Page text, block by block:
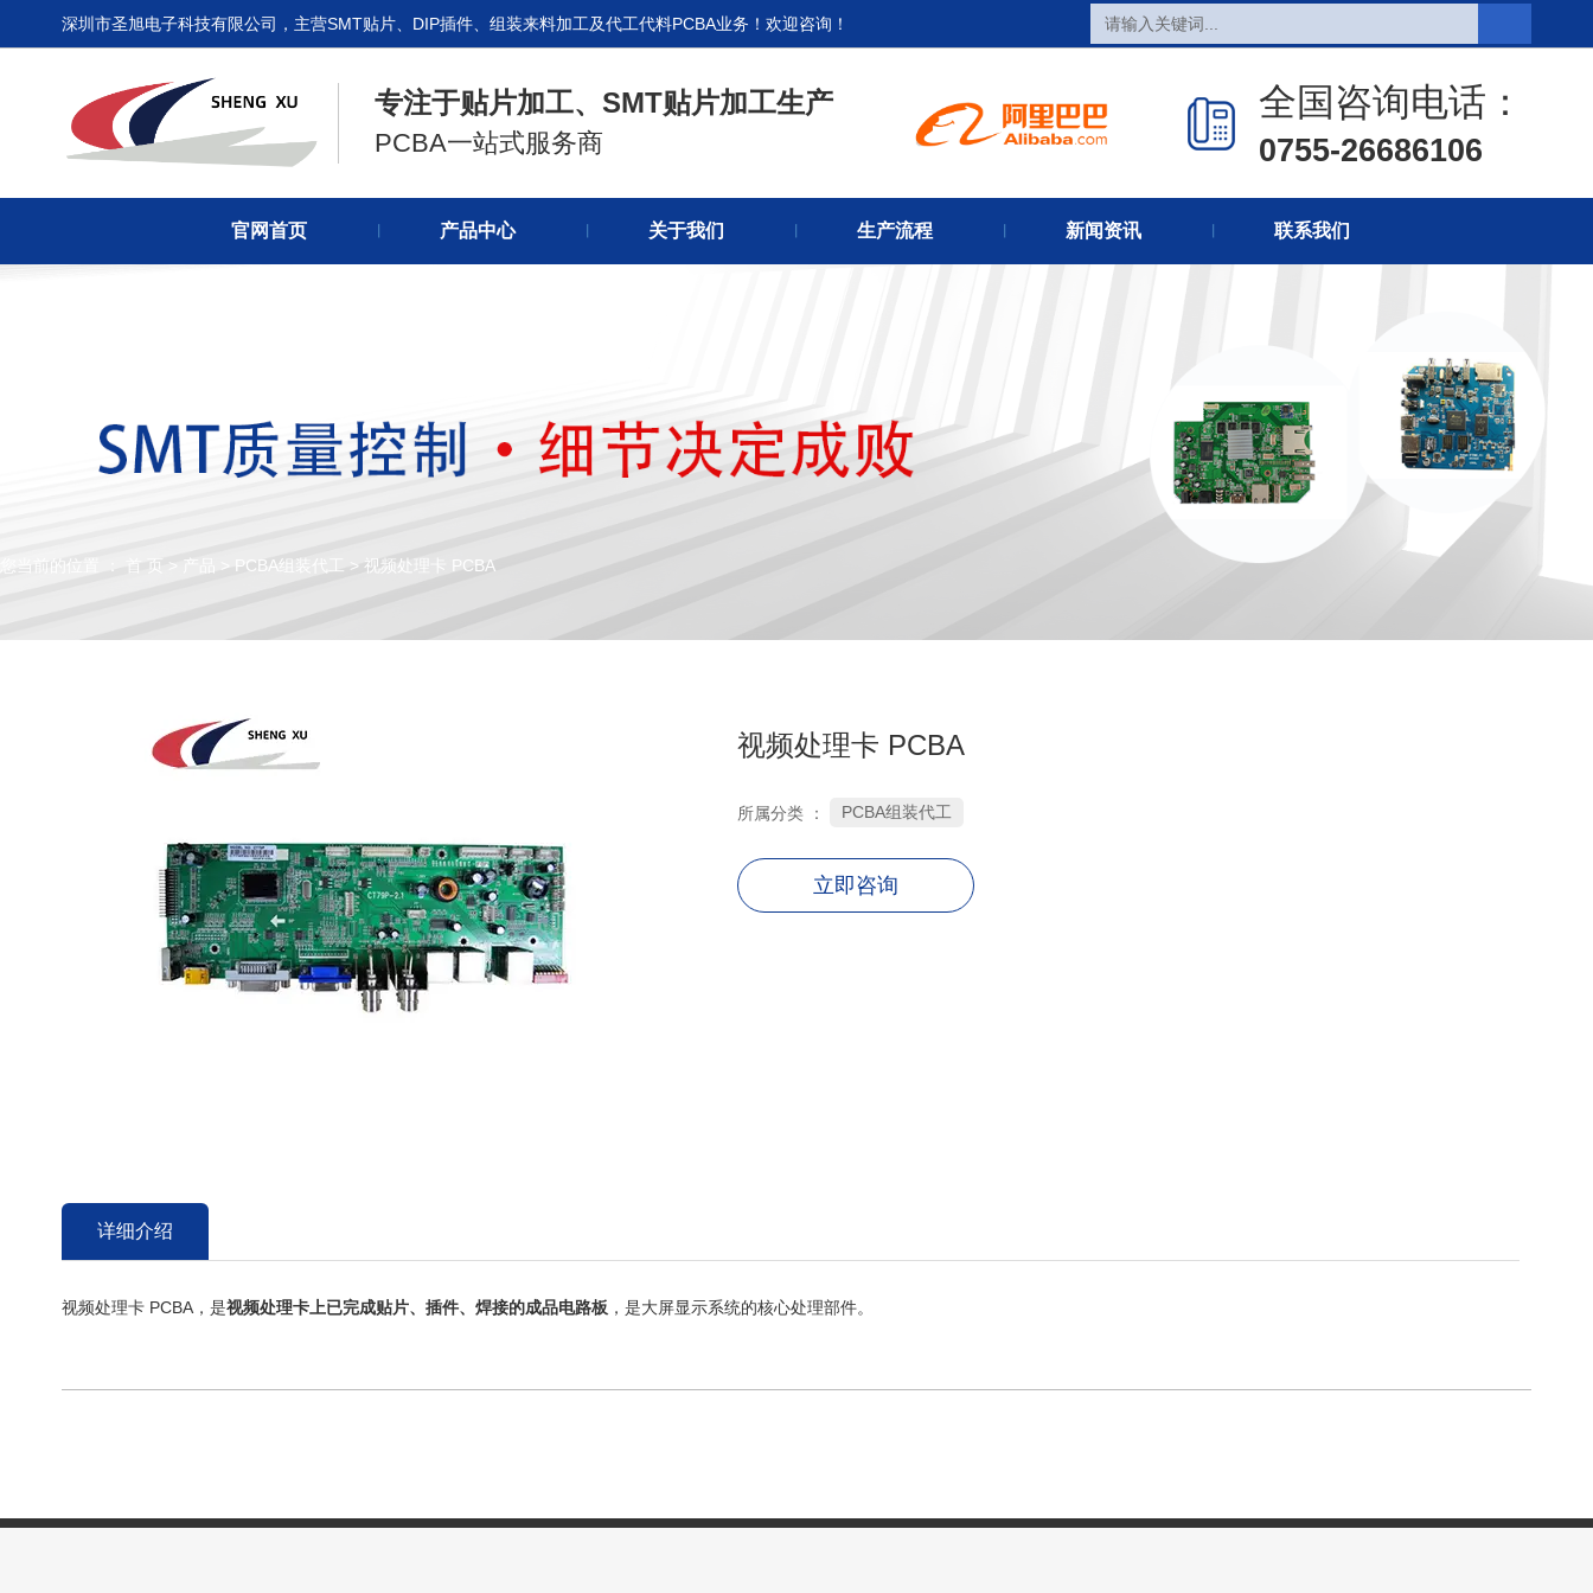
热销产品 新闻在线
关于我们
深圳市圣旭电子科技有限公司，主营SMT贴片、DIP插件、组装来料加工及代工代料PCBA业务！欢迎咨询！
专注于贴片加工、SMT贴片加工生产
PCBA一站式服务商
全国咨询电话：
0755-26686106
官网首页 产品中心 关于我们 生产流程 新闻资讯 联系我们
您当前的位置 ： 首 页 > 产品 > PCBA组装代工 > 视频处理卡 PCBA
视频处理卡 PCBA
所属分类 ： PCBA组装代工
立即咨询
详细介绍
视频处理卡 PCBA，是视频处理卡上已完成贴片、插件、焊接的成品电路板 ，是大屏显示系统的核心处理部件。